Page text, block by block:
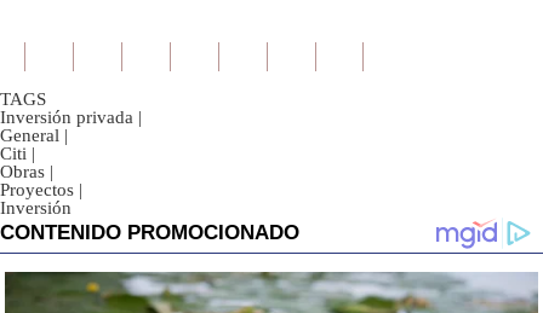
TAGS
Inversión privada |
General |
Citi |
Obras |
Proyectos |
Inversión